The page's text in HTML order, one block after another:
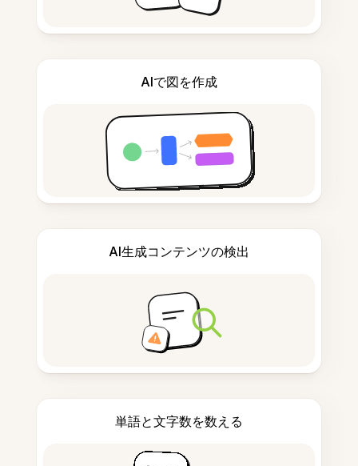
AIで図を作成
AI生成コンテンツの検出
単語と文字数を数える